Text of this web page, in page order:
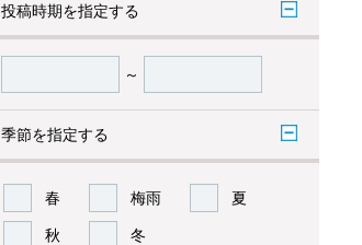
投稿時期を指定する
～
季節を指定する
春 梅雨 夏
秋 冬